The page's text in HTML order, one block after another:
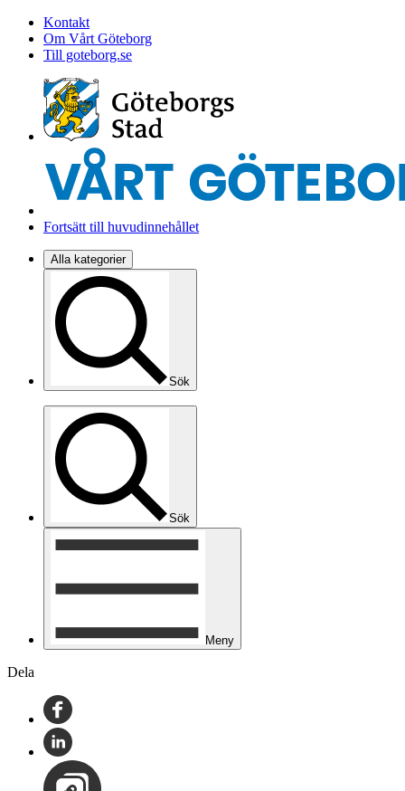
Kontakt
Om Vårt Göteborg
Till goteborg.se
Fortsätt till huvudinnehållet
Alla kategorier
Sök
Sök
Meny
Dela